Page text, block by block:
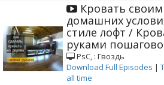
Кровать
домашних
стиле лофт /
руками пошагово
РѕС‚ : Гвоздь
Download Full Episodes |
all time